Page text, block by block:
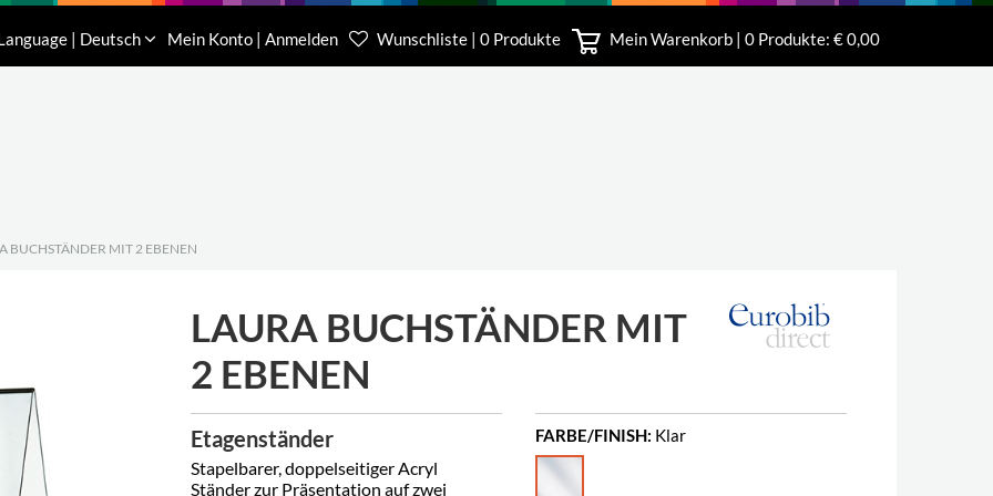
| Deutsch Mein Konto | Anmelden Wunschliste | 0 Produkte Mein Warenkorb | 0 Produkte: € 0,00
Kundenberater Projekte
(0) 62 32-31 81-00
Kundenberater Webshop
(0) 62 32-31 81-21
BUCHSTÄNDER MIT 2 EBENEN
LAURA BUCHSTÄNDER MIT
2 EBENEN
Etagenständer
Stapelbarer, doppelseitiger Acryl
Ständer zur Präsentation auf zwei
FARBE/FINISH: Klar